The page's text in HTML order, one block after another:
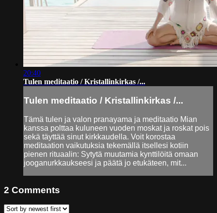
20:40
Tulen meditaatio / Kristallinkirkas /...
Tulen meditaatio / Kristallinkirkas /...
Tämä tulen ja valon pranayama ja meditaatio Mian
kanssa polttaa kuluneen vuoden moskat ja roskat pois
sekä täyttää sinut kirkkaudella. Voit korostaa
meditaation vaikutuksia tekemällä itsellesi kotiin
pienen rituaalin: Sytytä muutamia kynttilöitä omaan
jooganurkkaukseesi ja päätä jo etukäteen, mit...
2 Comments